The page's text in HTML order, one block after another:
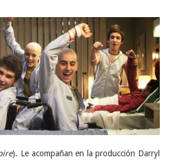
). Le acompañan en la producción Darryl